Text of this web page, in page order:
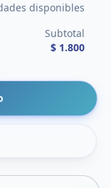
disponibles
Subtotal
$ 1.800